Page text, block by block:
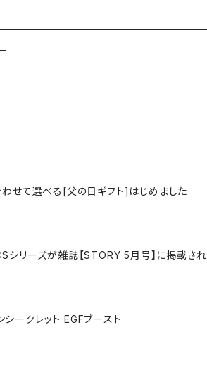
せて選べる[父の日ギフト]はじめました
シリーズが雑誌【STORY 5月号】に掲載され
シークレット EGFブースト